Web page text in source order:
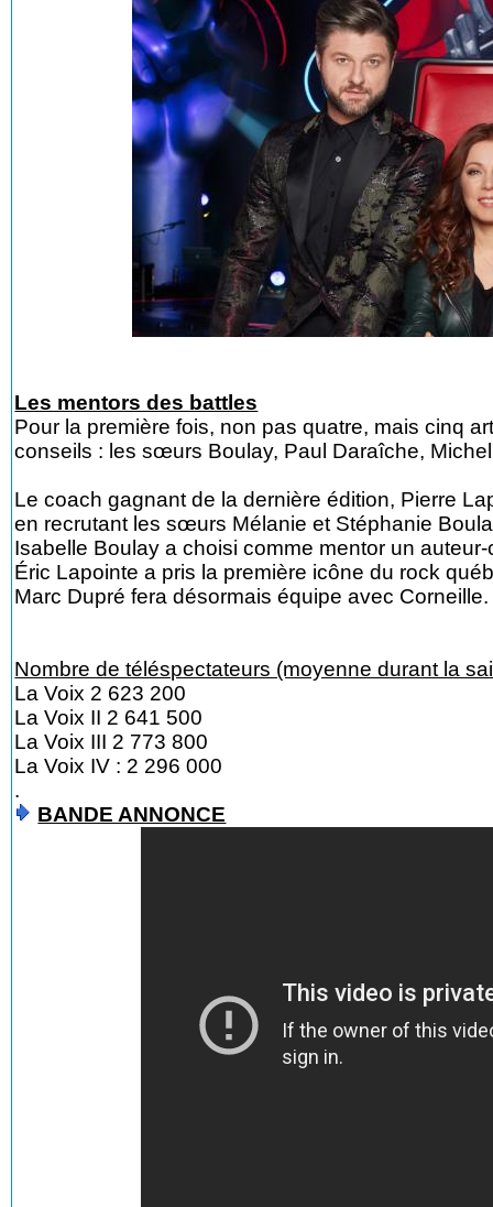
Les mentors des battles
Pour la première fois, non pas quatre, mais cinq
conseils : les sœurs Boulay, Paul Daraîche,
Le coach gagnant de la dernière édition, Pierre
en recrutant les sœurs Mélanie et Stéphanie
Isabelle Boulay a choisi comme mentor un
Éric Lapointe a pris la première icône du rock
Marc Dupré fera désormais équipe avec Corneille.
Nombre de téléspectateurs (moyenne durant la
La Voix 2 623 200
La Voix II 2 641 500
La Voix III 2 773 800
La Voix IV : 2 296 000
.
BANDE ANNONCE